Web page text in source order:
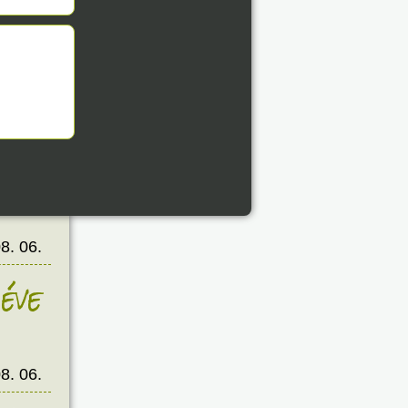
06.
éve
06.